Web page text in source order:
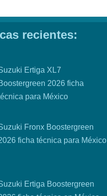
recientes:
Ertiga XL7
2026 ficha
para México
Fronx Boostergreen
ficha técnica para México
Ertiga Boostergreen